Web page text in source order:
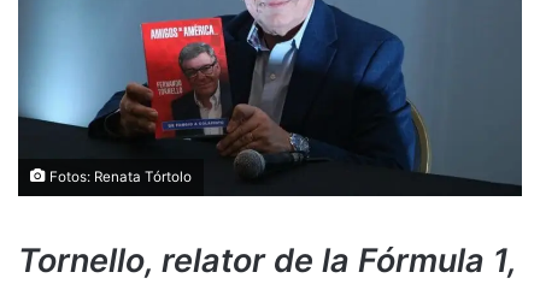
Fotos: Renata Tórtolo
Tornello, relator de la Fórmula 1,